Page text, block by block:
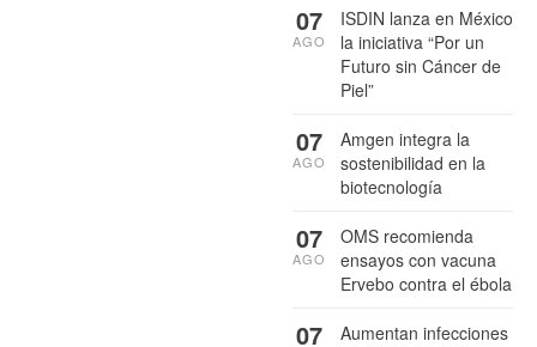
ISDIN lanza en México
la iniciativa “Por un
Futuro sin Cáncer de
Piel”
07
AGO
Amgen integra la
sostenibilidad en la
biotecnología
07
AGO
OMS recomienda
ensayos con vacuna
Ervebo contra el ébola
07
AGO
Aumentan infecciones
07